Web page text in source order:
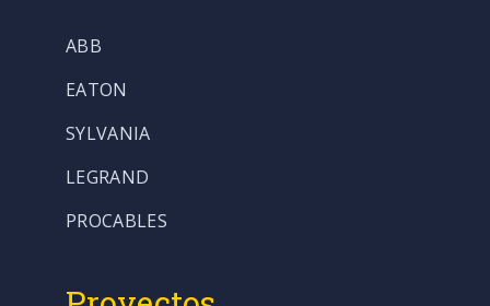
ABB
EATON
SYLVANIA
LEGRAND
PROCABLES